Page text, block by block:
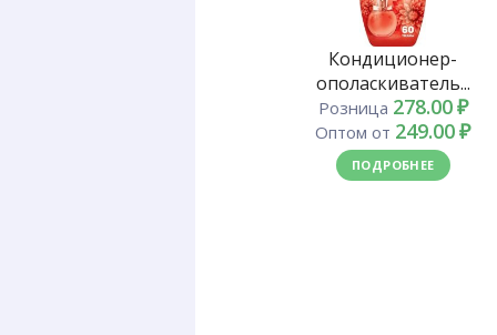
Кондиционер-
ополаскиватель...
Розница 278.00₽
Оптом от 249.00₽
ПОДРОБНЕЕ